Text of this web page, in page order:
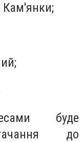
Кам'янки;
буде
до